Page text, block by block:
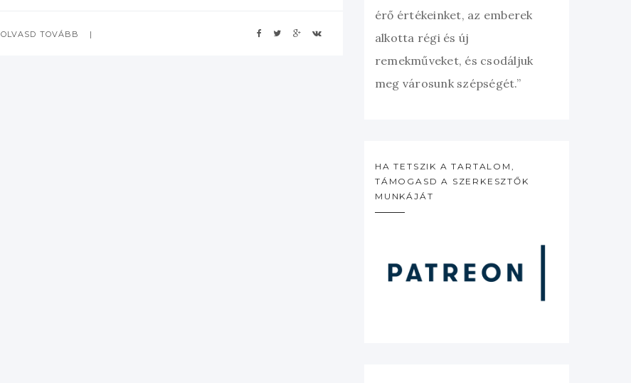
OLVASD TOVÁBB
érő értékeinket, az emberek
alkotta régi és új
remekműveket, és csodáljuk
meg városunk szépségét.”
HA TETSZIK A TARTALOM,
TÁMOGASD A SZERKESZTŐK
MUNKÁJÁT